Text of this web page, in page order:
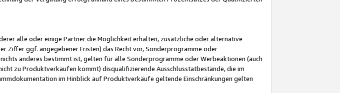
alle oder einige Partner die Möglichkeit erhalten, zusätzliche oder alternative
Ziffer ggf. angegebener Fristen) das Recht vor, Sonderprogramme oder
anderes bestimmt ist, gelten für alle Sonderprogramme oder Werbeaktionen (auch
zu Produktverkäufen kommt) disqualifizierende Ausschlusstatbestände, die im
im Hinblick auf Produktverkäufe geltende Einschränkungen gelten